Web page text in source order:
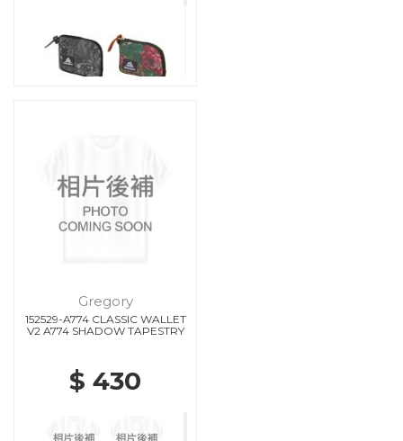
Gregory
152529-A774 CLASSIC WALLET
V2 A774 SHADOW TAPESTRY
$ 430